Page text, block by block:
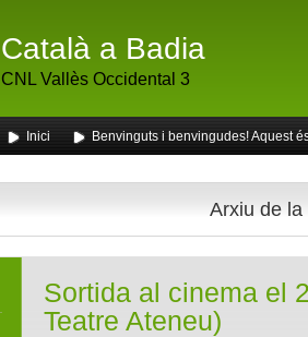
Català a Badia
CNL Vallès Occidental 3
Inici Benvinguts i benvingudes! Aquest
Arxiu de la
Sortida al cinema el
Teatre Ateneu)